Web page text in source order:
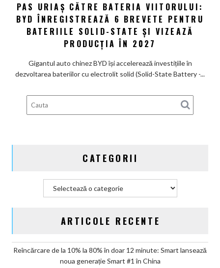
și
poartă
nume
Pas
uriaș
către
BYD
pentru
bateriile
în
PAS URIAȘ CĂTRE BATERIA VIITORULUI:
BYD ÎNREGISTREAZĂ 6 BREVETE PENTRU
BATERIILE SOLID-STATE ȘI VIZEAZĂ
PRODUCȚIA ÎN 2027
Gigantul auto chinez BYD își accelerează investițiile în
dezvoltarea bateriilor cu electrolit solid (Solid-State Battery -...
CATEGORII
ARTICOLE RECENTE
Reîncărcare de la 10% la 80% în doar 12 minute: Smart lansează
noua generație Smart #1 în China